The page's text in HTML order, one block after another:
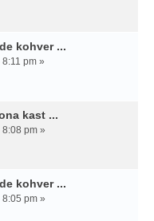
kohver ...
pm »
kast ...
pm »
kohver ...
pm »